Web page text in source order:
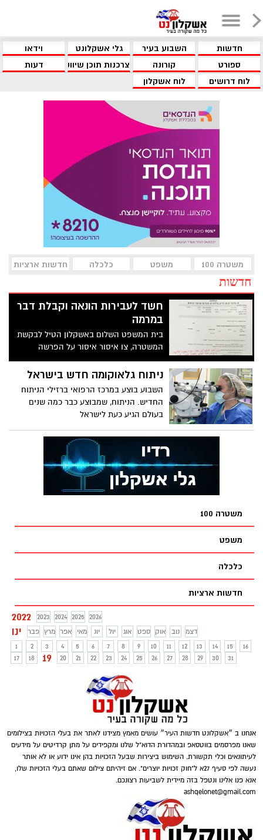
חדשות השבוע בעיר גלי אשקלונט
וידאו
ספורט
קורונה צרכנות תוכן שיווקי
דעות
לוח דרושים
לוח אשקלון
משטרה 100 משפט כלכלה חדשות ארציות
חדשות
חשד לעבירות הונאה וקבלת דבר
במרמה
בית המשפט השלום באשקלון הטיל לבקשת
המשטרה, צו איסור איסור על הפרשה
המדוברת
ניתוח גלאוקומה חדש בישראל
השבוע בוצע במרכז הרפואי ברזילי הניתוח
החדיש. הניתוח, שמבוצע כבר כמה שנים
בעולם הגיע כעת לישראל
משטרה 100
משפט
כלכלה
חדשות ארציות
2022 2023 2024 2025 2026
ינו פבר מרץ אפר מאי יונ יול אוג ספט אוק נוב
דצמ
1
2 3 4 5 6 7 8 9 10 11 12 13 14 15
16
17
18 19 20 21 22 23 24 25 26 27 28 29 30 31
אנחנו ב ״אשקלונט חדשות העיר״ עושים מאמץ מצידנו לאתר את בעלי הזכויות בצילומים
שאנו מפרסמים בווטסאפ ובמהדורת הדוא"ל שלנו ומקפידים על מתן קרדיטים על מידעים
לעיתונאים וכלי תקשורת. השימוש ביצירות שבעל הזכויות בהן אינו ידוע או לא אותר
נעשה לפי סעיף 27א ל"חוק זכויות יוצרים". אם זיהיתם צילום שאתם בעלי הזכויות שלו,
אנא פנו אלינו ונטפל בזה מיידית לשביעות רצונכם.
ashqelonet@gmail.com